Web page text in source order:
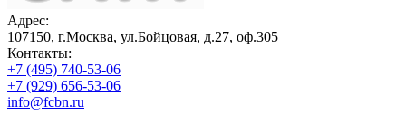
Адрес:
107150, г.Москва, ул.Бойцовая, д.27, оф.305
Контакты:
+7 (495) 740-53-06
+7 (929) 656-53-06
info@fcbn.ru